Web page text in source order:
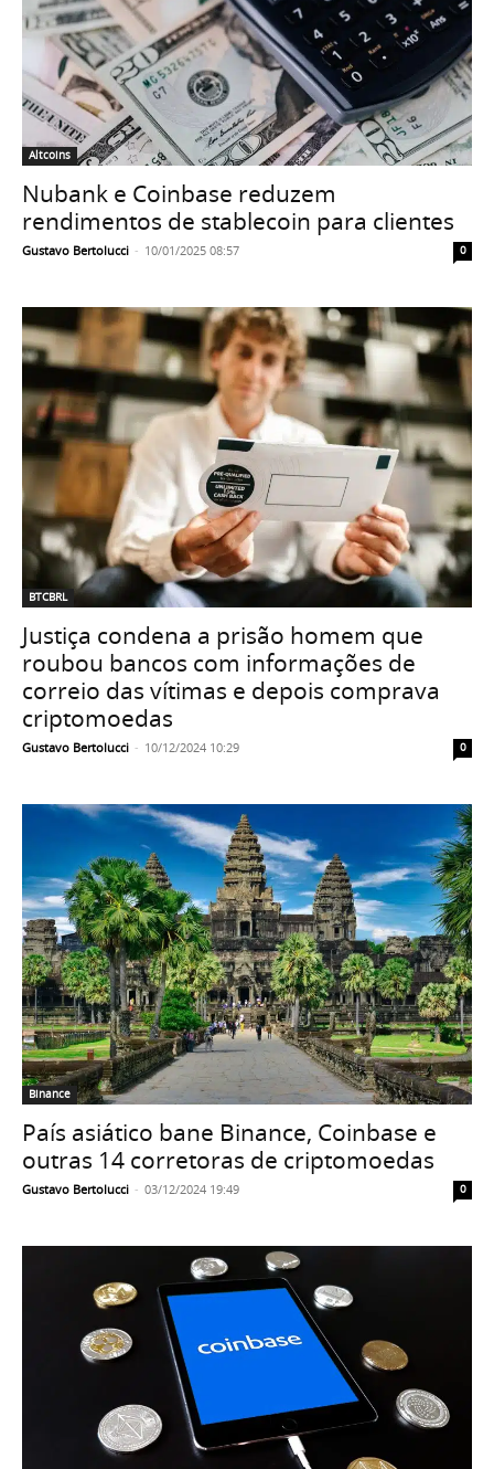
Altcoins
Nubank e Coinbase reduzem
rendimentos de stablecoin para clientes
Gustavo Bertolucci - 10/01/2025 08:57 0
BTCBRL
Justiça condena a prisão homem que
roubou bancos com informações de
correio das vítimas e depois comprava
criptomoedas
Gustavo Bertolucci - 10/12/2024 10:29 0
Binance
País asiático bane Binance, Coinbase e
outras 14 corretoras de criptomoedas
Gustavo Bertolucci - 03/12/2024 19:49 0